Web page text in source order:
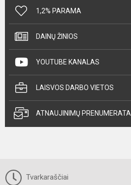
1,2% PARAMA
DAINŲ ŽINIOS
YOUTUBE KANALAS
LAISVOS DARBO VIETOS
ATNAUJINIMŲ PRENUMERATA
Tvarkaraščiai